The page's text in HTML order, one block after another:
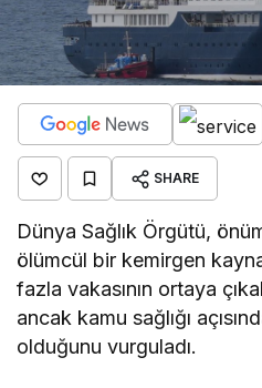
SHARE
Dünya Sağlık Örgütü,
ölümcül bir kemirgen
fazla vakasının ortaya
ancak kamu sağlığı
olduğunu vurguladı.